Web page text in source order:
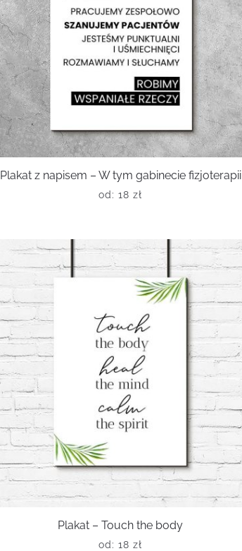
Plakat z napisem – W tym gabinecie fizjoterapii
od:18zł
Plakat – Touch the body
od:18zł